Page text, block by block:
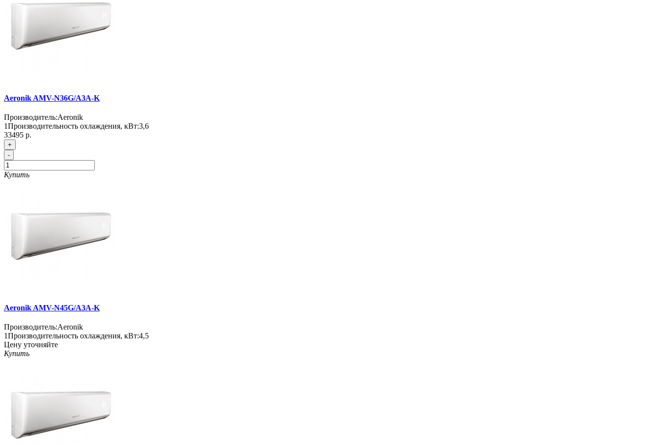
Aeronik AMV-N36G/A3A-K
Производитель:Aeronik
1Производительность охлаждения, кВт:3,6
33495 р.
+
-
Купить
Aeronik AMV-N45G/A3A-K
Производитель:Aeronik
1Производительность охлаждения, кВт:4,5
Цену уточняйте
Купить